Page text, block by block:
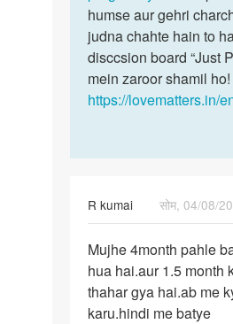
humse aur gehri
judna chahte hain to
disccsion board “Just
mein zaroor shamil ho!
https://lovematters.in/
R kumai
सोम, 04/08/
Mujhe
4month
pahle
bara…
Mujhe 4month pahle
hua hai.aur 1.5 month
thahar gya hai.ab me
karu.hindi me batye